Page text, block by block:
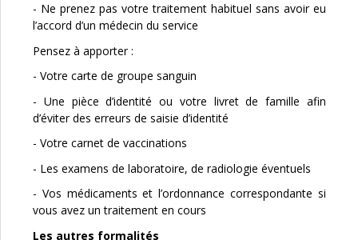
- Ne prenez pas votre traitement habituel sans avoir eu
l’accord d’un médecin du service
Pensez à apporter :
- Votre carte de groupe sanguin
- Une pièce d’identité ou votre livret de famille afin
d’éviter des erreurs de saisie d’identité
- Votre carnet de vaccinations
- Les examens de laboratoire, de radiologie éventuels
- Vos médicaments et l’ordonnance correspondante si
vous avez un traitement en cours
Les autres formalités